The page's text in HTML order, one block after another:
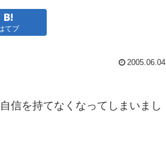
てブ
2005.06.04
信を持てなくなってしまいまし